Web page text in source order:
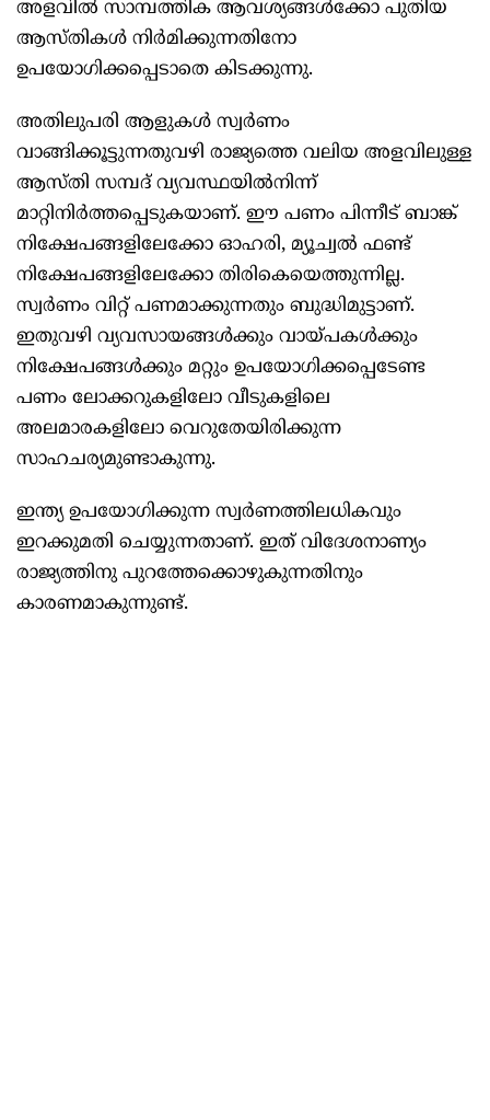
അളവിൽ സാമ്പത്തിക ആവശ്യങ്ങൾക്കോ പുതിയ
ആസ്തികൾ നിർമിക്കുന്നതിനോ
ഉപയോഗിക്കപ്പെടാതെ കിടക്കുന്നു.
അതിലുപരി ആളുകൾ സ്വർണം
വാങ്ങിക്കൂട്ടുന്നതുവഴി രാജ്യത്തെ വലിയ അളവിലുള്ള
ആസ്തി സമ്പദ് വ്യവസ്ഥയിൽനിന്ന്
മാറ്റിനിർത്തപ്പെടുകയാണ്. ഈ പണം പിന്നീട് ബാങ്ക്
നിക്ഷേപങ്ങളിലേക്കോ ഓഹരി, മ്യൂച്വൽ ഫണ്ട്
നിക്ഷേപങ്ങളിലേക്കോ തിരികെയെത്തുന്നില്ല.
സ്വർണം വിറ്റ് പണമാക്കുന്നതും ബുദ്ധിമുട്ടാണ്.
ഇതുവഴി വ്യവസായങ്ങൾക്കും വായ്പകൾക്കും
നിക്ഷേപങ്ങൾക്കും മറ്റും ഉപയോഗിക്കപ്പെടേണ്ട
പണം ലോക്കറുകളിലോ വീടുകളിലെ
അലമാരകളിലോ വെറുതേയിരിക്കുന്ന
സാഹചര്യമുണ്ടാകുന്നു.
ഇന്ത്യ ഉപയോഗിക്കുന്ന സ്വർണത്തിലധികവും
ഇറക്കുമതി ചെയ്യുന്നതാണ്. ഇത് വിദേശനാണ്യം
രാജ്യത്തിനു പുറത്തേക്കൊഴുകുന്നതിനും
കാരണമാകുന്നുണ്ട്.